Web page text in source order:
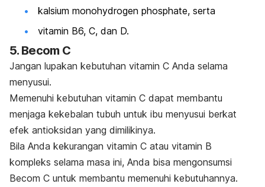
kalsium monohydrogen phosphate, serta
vitamin B6, C, dan D.
5. Becom C
Jangan lupakan kebutuhan vitamin C Anda selama
menyusui.
Memenuhi kebutuhan vitamin C dapat membantu
menjaga kekebalan tubuh untuk ibu menyusui berkat
efek antioksidan yang dimilikinya.
Bila Anda kekurangan vitamin C atau vitamin B
kompleks selama masa ini, Anda bisa mengonsumsi
Becom C untuk membantu memenuhi kebutuhannya.